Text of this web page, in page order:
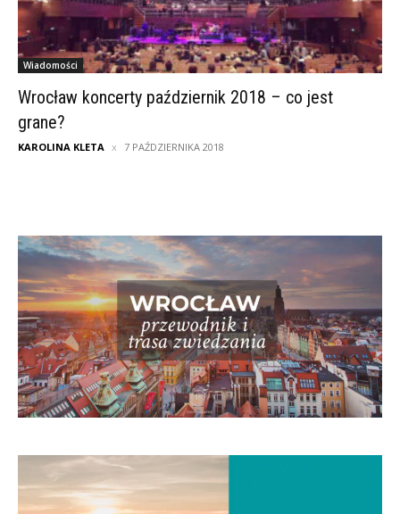
Wiadomości
Wrocław koncerty październik 2018 – co jest
grane?
KAROLINA KLETA 7 PAŹDZIERNIKA 2018